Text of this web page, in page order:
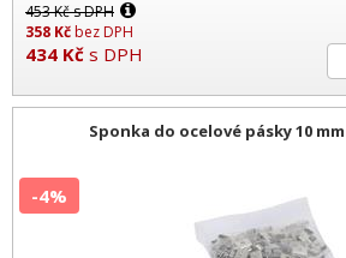
453Kčs DPH
358 Kčbez DPH
434 Kč s DPH
Sponka do ocelové pásky 10
-4%